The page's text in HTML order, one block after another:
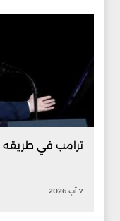
ترامب في طريقه
7 آب 2026